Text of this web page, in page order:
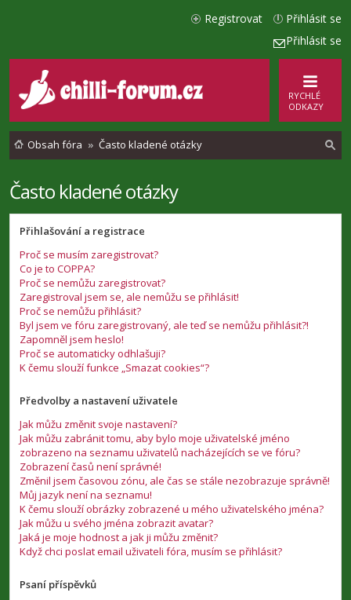
Přihlásit se
Přihlásit se
Registrovat
RYCHLÉ
ODKAZY
Obsah fóra Často kladené otázky
e
Často kladené otázky
Přihlašování a registrace
Proč se musím zaregistrovat?
Co je to COPPA?
Proč se nemůžu zaregistrovat?
Zaregistroval jsem se, ale nemůžu se přihlásit!
Proč se nemůžu přihlásit?
Byl jsem ve fóru zaregistrovaný, ale teď se nemůžu přihlásit?!
Zapomněl jsem heslo!
Proč se automaticky odhlašuji?
K čemu slouží funkce „Smazat cookies“?
Předvolby a nastavení uživatele
Jak můžu změnit svoje nastavení?
Jak můžu zabránit tomu, aby bylo moje uživatelské jméno
zobrazeno na seznamu uživatelů nacházejících se ve fóru?
Zobrazení časů není správné!
Změnil jsem časovou zónu, ale čas se stále nezobrazuje správně!
Můj jazyk není na seznamu!
K čemu slouží obrázky zobrazené u mého uživatelského jména?
Jak můžu u svého jména zobrazit avatar?
Jaká je moje hodnost a jak ji můžu změnit?
Když chci poslat email uživateli fóra, musím se přihlásit?
Psaní příspěvků